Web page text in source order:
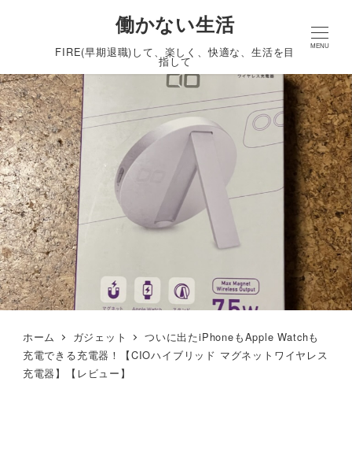
働かない生活
FIRE(早期退職)して、楽しく、快適な、生活を目
指して
MENU
ホーム ガジェット
ついに出たiPhoneもApple Watchも
充電できる充電器！【CIOハイブリッド マグネットワイヤレス
充電器】【レビュー】